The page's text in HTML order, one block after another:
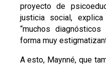
proyecto de
justicia social,
“muchos
forma muy
A esto, Maynné, que